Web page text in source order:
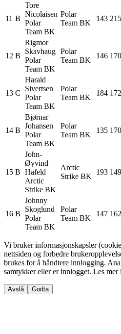
11 B
Tore
Nicolaisen
Polar
Team BK
Polar
Team BK
143 215
12 B
Rigmor
Skavhaug
Polar
Team BK
Polar
Team BK
146 170
13 C
Harald
Sivertsen
Polar
Team BK
Polar
Team BK
184 172
14 B
Bjørnar
Johansen
Polar
Team BK
Polar
Team BK
135 170
15 B
John-
Øyvind
Hafeld
Arctic
Strike BK
Arctic
Strike BK
193 149
16 B
Johnny
Skoglund
Polar
Team BK
Polar
Team BK
147 162
Vi bruker informasjonskapsler
nettsiden og forbedre
brukes for å håndtere innlogging.
samtykker eller er innlogget. Les mer
Avslå Godta